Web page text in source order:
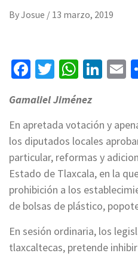
ByJosue / 13 marzo, 2019
Facebook
Twitter
Gamaliel Jiménez
En apretada votación y
los diputados locales
particular, reformas y
Estado de Tlaxcala, en la
prohibición a los
de bolsas de plástico,
En sesión ordinaria, los
tlaxcaltecas, pretende